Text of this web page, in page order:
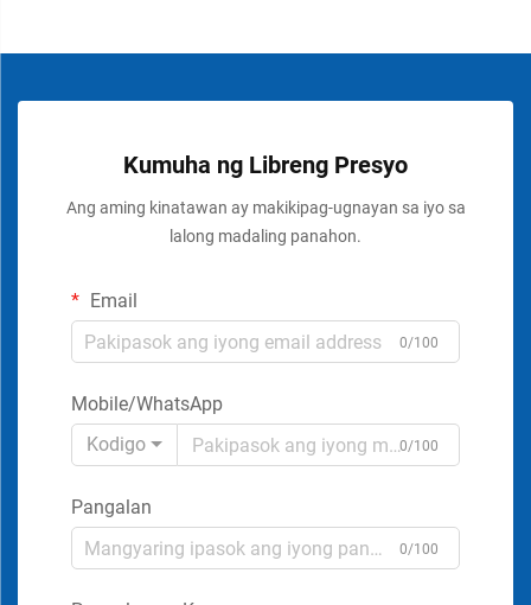
Kumuha ng Libreng Presyo
Ang aming kinatawan ay makikipag-ugnayan sa iyo sa
lalong madaling panahon.
Email
0/100
Mobile/WhatsApp
Kodigo
0/100
Pangalan
0/100